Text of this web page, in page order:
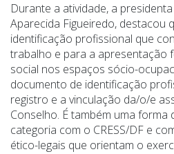
Durante a atividade, a
Aparecida Figueiredo, destacou
identificação profissional que
trabalho e para a apresentação
social nos espaços sócio-
documento de identificação
registro e a vinculação da/o/e
Conselho. É também uma forma
categoria com o CRESS/DF e
ético-legais que orientam o